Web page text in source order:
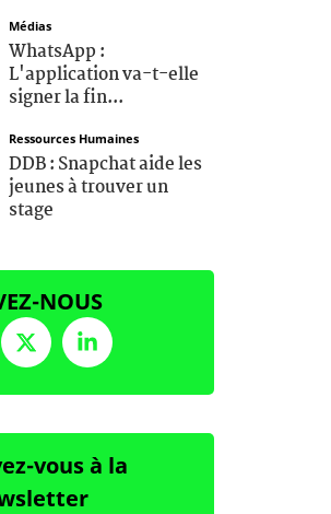
Médias
WhatsApp :
L'application va-t-elle
signer la fin...
Ressources Humaines
DDB : Snapchat aide les
jeunes à trouver un
stage
NOUS
vous à la